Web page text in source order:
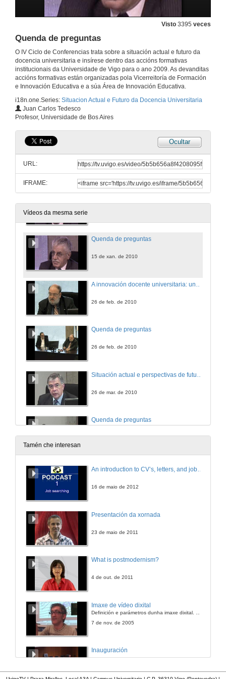
Visto 3395 veces
Quenda de preguntas
O IV Ciclo de Conferencias trata sobre a situación actual e futuro da
docencia universitaria e insírese dentro das accións formativas
institucionais da Universidade de Vigo para o ano 2009. As devanditas
accións formativas están organizadas pola Vicerreitoría de Formación
e Innovación Educativa e a súa Área de Innovación Educativa.
i18n.one.Series: Situacion Actual e Futuro da Docencia Universitaria
Juan Carlos Tedesco
Profesor, Universidade de Bos Aires
Ocultar
URL:
IFRAME:
Vídeos da mesma serie
Presentación
A avaliación como aprendizaxe
4 de dec. de 2009
Quenda de preguntas
4 de dec. de 2009
15 de xan. de 2010
Universidade e sociedade de coñecemento: novos desafíos pedagóxicos
Quenda de preguntas
15 de xan. de 2010
26 de feb. de 2010
Quenda de preguntas
26 de feb. de 2010
26 de mar. de 2010
Quenda de preguntas
26 de mar. de 2010
Tamén che interesan
An introduction to CV’s, letters, and job searching
16 de maio de 2012
Presentación da xornada
23 de maio de 2011
What is postmodernism?
4 de out. de 2011
Imaxe de vídeo dixital
Definición e parámetros dunha imaxe dixital. Resolución e Aspecto. Profundidade da cor. Compresión. Frame por segundo. Entrelazado. Campos, cadros
7 de nov. de 2005
Inauguración